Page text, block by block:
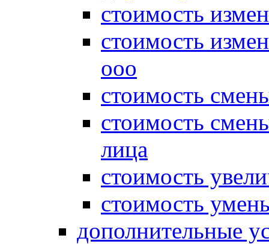
стоимость
стоимость
ооо
стоимость
стоимость
лица
стоимость
стоимость
дополнительные